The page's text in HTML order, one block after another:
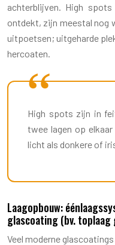
achterblijven. High
ontdekt, zijn meestal nog
uitpoetsen; uitgeharde
hercoaten.
High spots zijn in
twee lagen op
licht als donkere of
Laagopbouw:
glascoating (bv. toplaag
Veel moderne